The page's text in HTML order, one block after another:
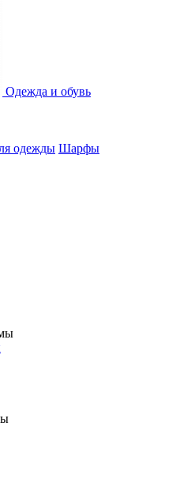
Одежда и обувь
одежды Шарфы